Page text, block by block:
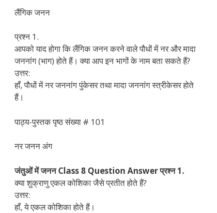
लैंगिक जनन
प्रश्न 1.
आपको याद होगा कि लैंगिक जनन करने वाले पौधों में नर और मादा
जननांग (भाग) होते हैं। क्या आप इन भागों के नाम बता सकते हैं?
उत्तर:
हाँ, पौधों में नर जननांग पुंकेसर तथा मादा जननांग स्त्रीकेसर होते
हैं।
पाठ्य-पुस्तक पृष्ठ संख्या # 101
नर जनन अंग
जंतुओं में जनन Class 8 Question Answer प्रश्न 1.
क्या शुक्राणु एकल कोशिका जैसे प्रतीत होते हैं?
उत्तर:
हाँ, ये एकल कोशिका होते हैं।